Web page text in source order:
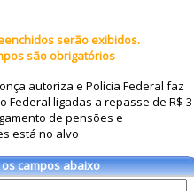
serão exibidos.
são obrigatórios
autoriza e Polícia Federal faz
Federal ligadas a repasse de R$ 3
de pensões e
está no alvo
campos abaixo